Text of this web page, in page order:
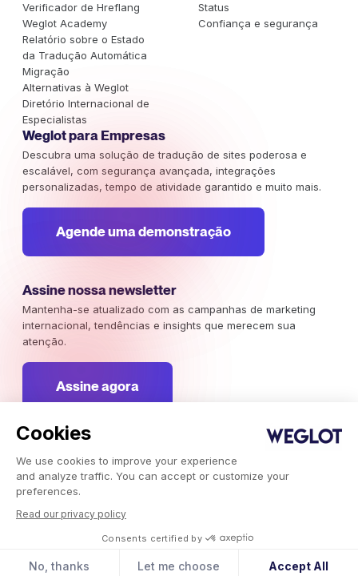
Cookies
We use cookies to improve your experience
and analyze traffic. You can accept or customize your
preferences.
Read our privacy policy
Consents certified by
No, thanks Let me choose Accept All
Verificador de Hreflang
Weglot Academy
Relatório sobre o Estado
da Tradução Automática
Migração
Alternativas à Weglot
Diretório Internacional de
Especialistas
Status
Confiança e segurança
Weglot para Empresas
Descubra uma solução de tradução de sites poderosa e
escalável, com segurança avançada, integrações
personalizadas, tempo de atividade garantido e muito mais.
Agende uma demonstração
Assine nossa newsletter
Mantenha-se atualizado com as campanhas de marketing
internacional, tendências e insights que merecem sua
atenção.
Assine agora
Weglot 2026, Tradução como serviço.
Copyright © 2026 Weglot os direitos reservados.